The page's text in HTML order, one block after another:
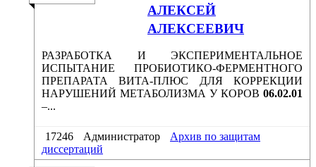
АЛЕКСЕЙ
АЛЕКСЕЕВИЧ
РАЗРАБОТКА И ЭКСПЕРИМЕНТАЛЬНОЕ
ИСПЫТАНИЕ ПРОБИОТИКО-ФЕРМЕНТНОГО
ПРЕПАРАТА ВИТА-ПЛЮС ДЛЯ КОРРЕКЦИИ
НАРУШЕНИЙ МЕТАБОЛИЗМА У КОРОВ 06.02.01
–...
17246 Администратор
Архив по защитам
диссертаций